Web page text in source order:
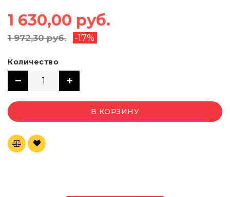
1 630,00 руб.
1 972,30 руб. -17%
Количество
В КОРЗИНУ